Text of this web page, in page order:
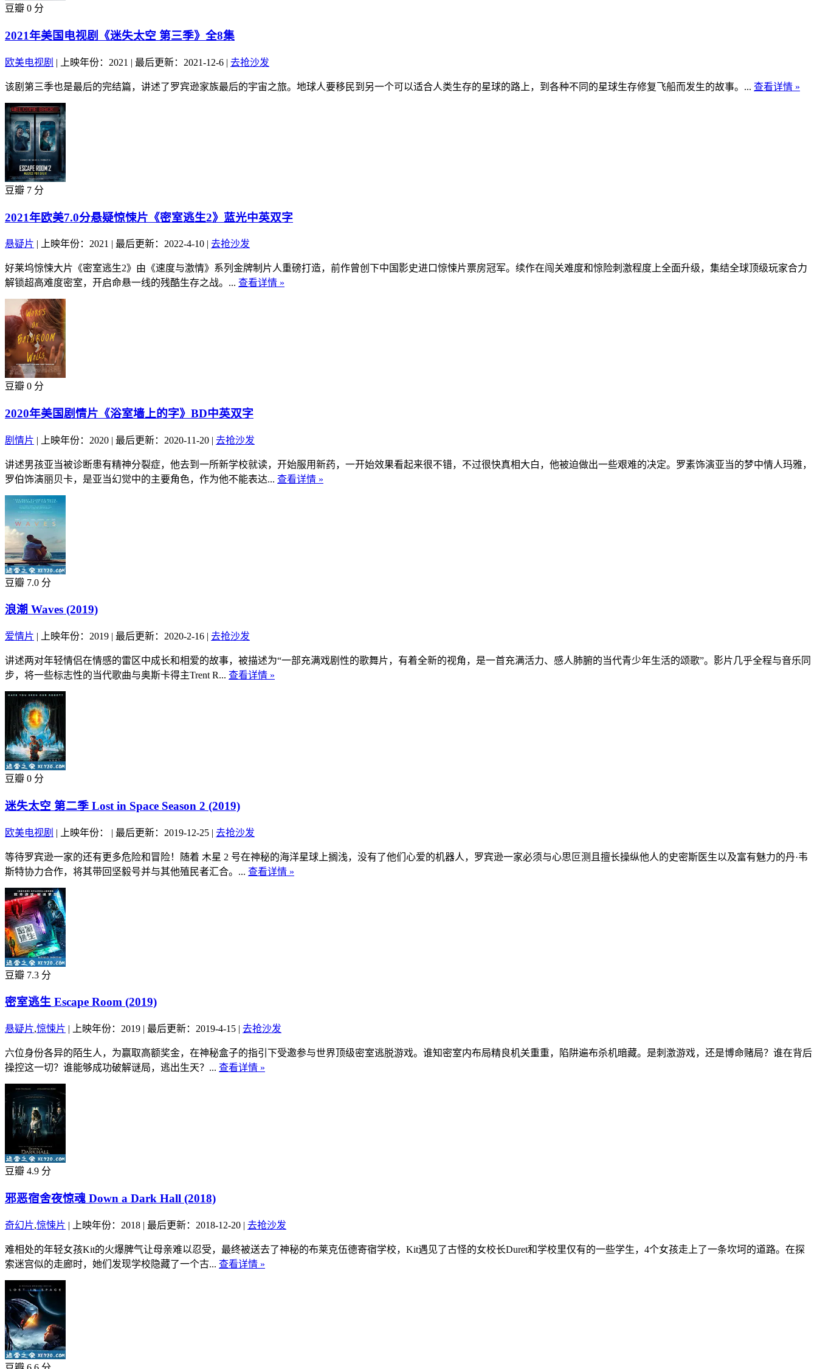
豆瓣 0 分
2021年美国电视剧《迷失太空 第三季》全8集
欧美电视剧 | 上映年份：2021 | 最后更新：2021-12-6 | 去抢沙发
该剧第三季也是最后的完结篇，讲述了罗宾逊家族最后的宇宙之旅。地球人要移民到另一个可以适合人类生存的星球的路上，到各种不同的星球生存修复飞船而发生的故事。... 查看详情 »
豆瓣 7 分
2021年欧美7.0分悬疑惊悚片《密室逃生2》蓝光中英双字
悬疑片 | 上映年份：2021 | 最后更新：2022-4-10 | 去抢沙发
好莱坞惊悚大片《密室逃生2》由《速度与激情》系列金牌制片人重磅打造，前作曾创下中国影史进口惊悚片票房冠军。续作在闯关难度和惊险刺激程度上全面升级，集结全球顶级玩家合力
解锁超高难度密室，开启命悬一线的残酷生存之战。... 查看详情 »
豆瓣 0 分
2020年美国剧情片《浴室墙上的字》BD中英双字
剧情片 | 上映年份：2020 | 最后更新：2020-11-20 | 去抢沙发
讲述男孩亚当被诊断患有精神分裂症，他去到一所新学校就读，开始服用新药，一开始效果看起来很不错，不过很快真相大白，他被迫做出一些艰难的决定。罗素饰演亚当的梦中情人玛雅，
罗伯饰演丽贝卡，是亚当幻觉中的主要角色，作为他不能表达... 查看详情 »
豆瓣 7.0 分
浪潮 Waves (2019)
爱情片 | 上映年份：2019 | 最后更新：2020-2-16 | 去抢沙发
讲述两对年轻情侣在情感的雷区中成长和相爱的故事，被描述为“一部充满戏剧性的歌舞片，有着全新的视角，是一首充满活力、感人肺腑的当代青少年生活的颂歌”。影片几乎全程与音乐同
步，将一些标志性的当代歌曲与奥斯卡得主Trent R... 查看详情 »
豆瓣 0 分
迷失太空 第二季 Lost in Space Season 2 (2019)
欧美电视剧 | 上映年份： | 最后更新：2019-12-25 | 去抢沙发
等待罗宾逊一家的还有更多危险和冒险！随着 木星 2 号在神秘的海洋星球上搁浅，没有了他们心爱的机器人，罗宾逊一家必须与心思叵测且擅长操纵他人的史密斯医生以及富有魅力的丹·韦
斯特协力合作，将其带回坚毅号并与其他殖民者汇合。... 查看详情 »
豆瓣 7.3 分
密室逃生 Escape Room (2019)
悬疑片,惊悚片 | 上映年份：2019 | 最后更新：2019-4-15 | 去抢沙发
六位身份各异的陌生人，为赢取高额奖金，在神秘盒子的指引下受邀参与世界顶级密室逃脱游戏。谁知密室内布局精良机关重重，陷阱遍布杀机暗藏。是刺激游戏，还是博命赌局？谁在背后
操控这一切？谁能够成功破解谜局，逃出生天？... 查看详情 »
豆瓣 4.9 分
邪恶宿舍夜惊魂 Down a Dark Hall (2018)
奇幻片,惊悚片 | 上映年份：2018 | 最后更新：2018-12-20 | 去抢沙发
难相处的年轻女孩Kit的火爆脾气让母亲难以忍受，最终被送去了神秘的布莱克伍德寄宿学校，Kit遇见了古怪的女校长Duret和学校里仅有的一些学生，4个女孩走上了一条坎坷的道路。在探
索迷宫似的走廊时，她们发现学校隐藏了一个古... 查看详情 »